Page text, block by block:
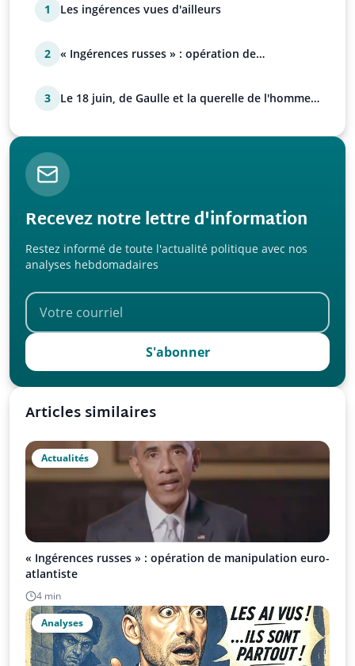
1 Les ingérences vues d'ailleurs
2
« Ingérences russes » : opération de
3
Le 18 juin, de Gaulle et la querelle de l'homme
Recevez notre lettre d'information
Restez informé de toute l'actualité politique avec nos
analyses hebdomadaires
S'abonner
Articles similaires
Actualités
« Ingérences russes » : opération de manipulation euro-
atlantiste
4 min
Analyses